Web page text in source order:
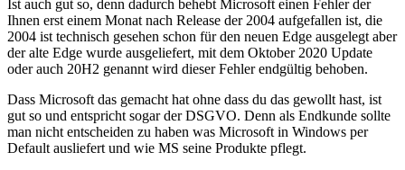
Ist auch gut so, denn dadurch behebt Microsoft einen Fehler der
Ihnen erst einem Monat nach Release der 2004 aufgefallen ist, die
2004 ist technisch gesehen schon für den neuen Edge ausgelegt aber
der alte Edge wurde ausgeliefert, mit dem Oktober 2020 Update
oder auch 20H2 genannt wird dieser Fehler endgültig behoben.
Dass Microsoft das gemacht hat ohne dass du das gewollt hast, ist
gut so und entspricht sogar der DSGVO. Denn als Endkunde sollte
man nicht entscheiden zu haben was Microsoft in Windows per
Default ausliefert und wie MS seine Produkte pflegt.